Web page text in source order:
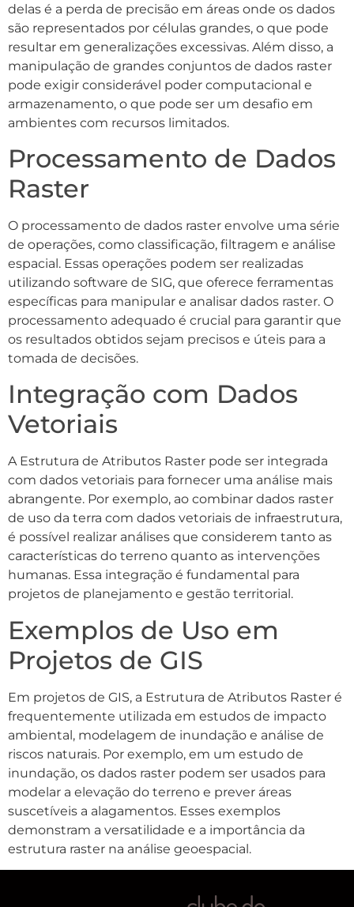
delas é a perda de precisão em áreas onde os dados
são representados por células grandes, o que pode
resultar em generalizações excessivas. Além disso, a
manipulação de grandes conjuntos de dados raster
pode exigir considerável poder computacional e
armazenamento, o que pode ser um desafio em
ambientes com recursos limitados.
Processamento de Dados
Raster
O processamento de dados raster envolve uma série
de operações, como classificação, filtragem e análise
espacial. Essas operações podem ser realizadas
utilizando software de SIG, que oferece ferramentas
específicas para manipular e analisar dados raster. O
processamento adequado é crucial para garantir que
os resultados obtidos sejam precisos e úteis para a
tomada de decisões.
Integração com Dados
Vetoriais
A Estrutura de Atributos Raster pode ser integrada
com dados vetoriais para fornecer uma análise mais
abrangente. Por exemplo, ao combinar dados raster
de uso da terra com dados vetoriais de infraestrutura,
é possível realizar análises que considerem tanto as
características do terreno quanto as intervenções
humanas. Essa integração é fundamental para
projetos de planejamento e gestão territorial.
Exemplos de Uso em
Projetos de GIS
Em projetos de GIS, a Estrutura de Atributos Raster é
frequentemente utilizada em estudos de impacto
ambiental, modelagem de inundação e análise de
riscos naturais. Por exemplo, em um estudo de
inundação, os dados raster podem ser usados para
modelar a elevação do terreno e prever áreas
suscetíveis a alagamentos. Esses exemplos
demonstram a versatilidade e a importância da
estrutura raster na análise geoespacial.